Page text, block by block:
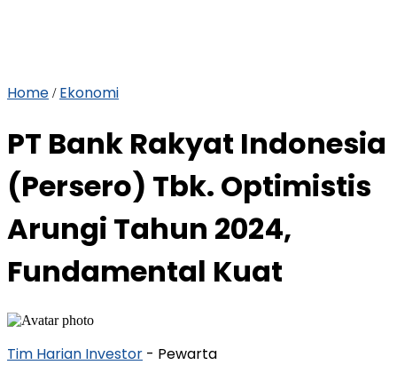
Home / Ekonomi
PT Bank Rakyat Indonesia
(Persero) Tbk. Optimistis
Arungi Tahun 2024,
Fundamental Kuat
Tim Harian Investor - Pewarta